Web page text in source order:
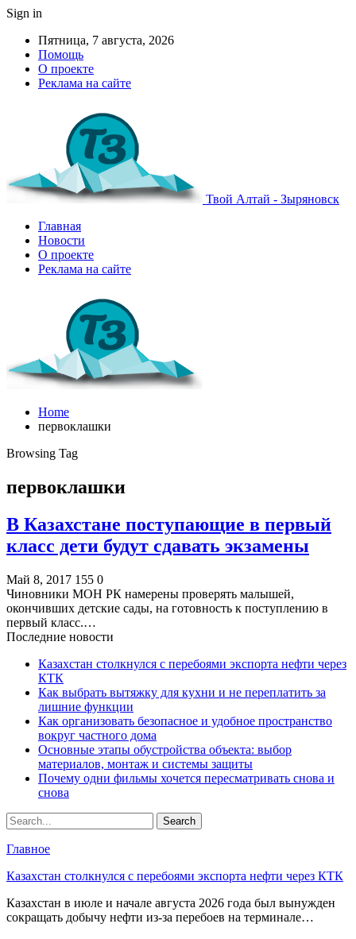
Sign in
Пятница, 7 августа, 2026
Помощь
О проекте
Реклама на сайте
Твой Алтай - Зыряновск
Главная
Новости
О проекте
Реклама на сайте
Home
первоклашки
Browsing Tag
первоклашки
В Казахстане поступающие в первый
класс дети будут сдавать экзамены
Май 8, 2017 155 0
Чиновники МОН РК намерены проверять малышей,
окончивших детские сады, на готовность к поступлению в
первый класс.…
Последние новости
Казахстан столкнулся с перебоями экспорта нефти через
КТК
Как выбрать вытяжку для кухни и не переплатить за
лишние функции
Как организовать безопасное и удобное пространство
вокруг частного дома
Основные этапы обустройства объекта: выбор
материалов, монтаж и системы защиты
Почему одни фильмы хочется пересматривать снова и
снова
Главное
Казахстан столкнулся с перебоями экспорта нефти через КТК
Казахстан в июле и начале августа 2026 года был вынужден
сокращать добычу нефти из-за перебоев на терминале…